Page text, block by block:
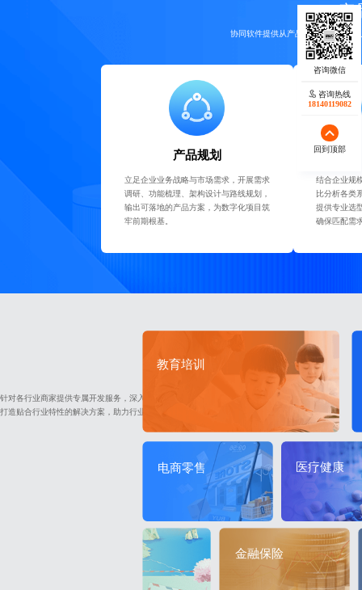
产
协同软件提供从产品规划、系统选
产品规划
立足企业业务战略与市场需求，开展需求
调研、功能梳理、架构设计与路线规划，
输出可落地的产品方案，为数字化项目筑
牢前期根基。
结合企业规
比分析各类
提供专业选
确保匹配需
针对各行业商家提供专属开发服务，深入挖掘行业业务痛点与发展趋势，
打造贴合行业特性的解决方案，助力行业客户实现数字化转型与高效运营
教育培训
金融保险
电商零售 医疗健康
咨询热线
18140119082
回到顶部